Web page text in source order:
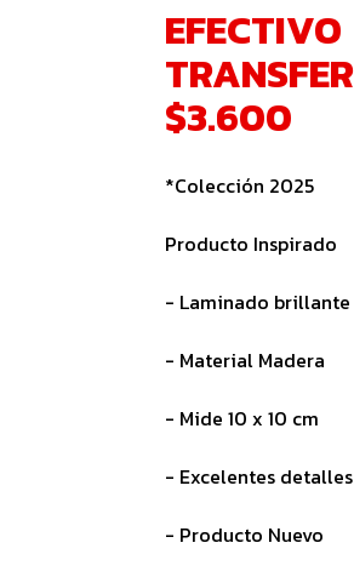
EFECTIVO
$3.600
*Colección 2025
Producto Inspirado
- Laminado brillante
- Material Madera
- Mide 10 x 10 cm
- Excelentes detalles
- Producto Nuevo